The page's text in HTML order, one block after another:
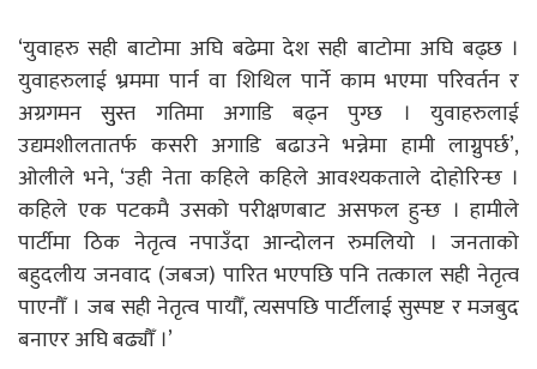
‘युवाहरु सही बाटोमा अघि बढेमा देश सही बाटोमा अघि बढ्छ ।
युवाहरुलाई भ्रममा पार्न वा शिथिल पार्ने काम भएमा परिवर्तन र
अग्रगमन सुुस्त गतिमा अगाडि बढ्न पुग्छ । युवाहरुलाई
उद्यमशीलतातर्फ कसरी अगाडि बढाउने भन्नेमा हामी लाग्नुपर्छ’,
ओलीले भने, ‘उही नेता कहिले कहिले आवश्यकताले दोहोरिन्छ ।
कहिले एक पटकमै उसको परीक्षणबाट असफल हुन्छ । हामीले
पार्टीमा ठिक नेतृत्व नपाउँदा आन्दोलन रुमलियो । जनताको
बहुदलीय जनवाद (जबज) पारित भएपछि पनि तत्काल सही नेतृत्व
पाएनौँ । जब सही नेतृत्व पायौँ, त्यसपछि पार्टीलाई सुस्पष्ट र मजबुद
बनाएर अघि बढ्यौँ ।’